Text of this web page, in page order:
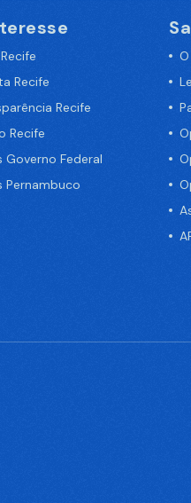
Recife
Recife
Recife
Federal
Pernambuco